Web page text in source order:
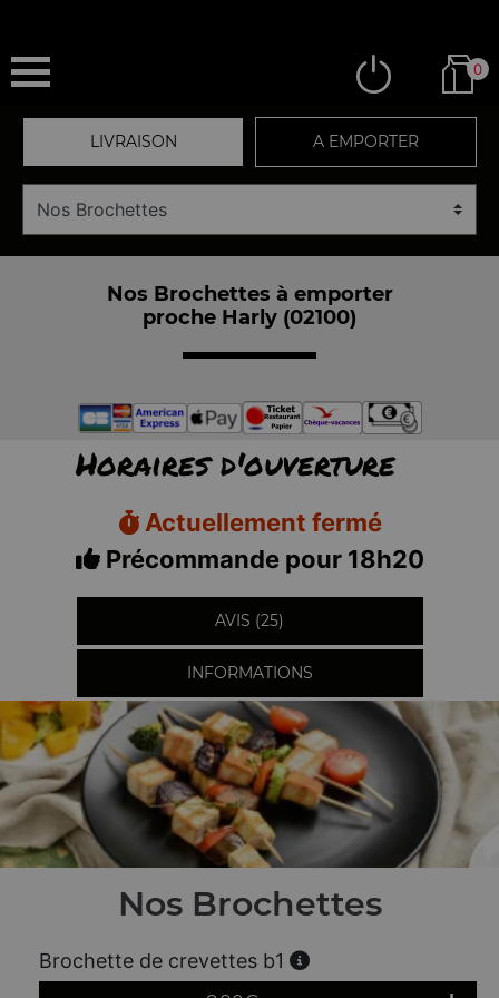
0
LIVRAISON A EMPORTER
Nos Brochettes à emporter
proche Harly (02100)
Horaires d'ouverture
Actuellement fermé
Précommande pour 18h20
AVIS (25)
INFORMATIONS
Nos Brochettes
Brochette de crevettes b1